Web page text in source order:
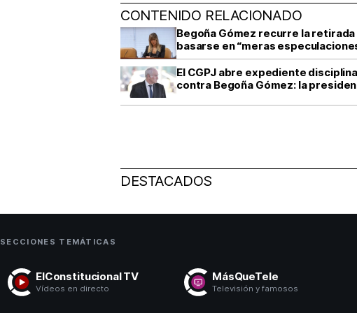
CONTENIDO RELACIONADO
Begoña Gómez recurre la
basarse en “meras
El CGPJ abre expediente
contra Begoña Gómez: la
DESTACADOS
SECCIONES TEMÁTICAS
ElConstitucional TV
Vídeos en directo
MásQueTele
Televisión y famosos